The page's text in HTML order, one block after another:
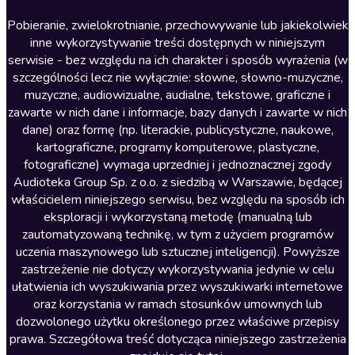
Literatura anglojęzyczna
Literatura faktu
Literatura obyczajowa
Literatura piękna obca
Literatura piękna polska
Nagrania relaksacyjne
Nauka języków
Nauki humanistyczne
Podcasty i audycje
Polityka
Prasa
Religia
Romans
Pobieranie, zwielokrotnianie, przechowywanie lub jakiekolwiek
inne wykorzystywanie treści dostępnych w niniejszym
serwisie - bez względu na ich charakter i sposób wyrażenia (w
szczególności lecz nie wyłącznie: słowne, słowno-muzyczne,
muzyczne, audiowizualne, audialne, tekstowe, graficzne i
zawarte w nich dane i informacje, bazy danych i zawarte w nich
dane) oraz formę (np. literackie, publicystyczne, naukowe,
kartograficzne, programy komputerowe, plastyczne,
fotograficzne) wymaga uprzedniej i jednoznacznej zgody
Audioteka Group Sp. z o.o. z siedzibą w Warszawie, będącej
właścicielem niniejszego serwisu, bez względu na sposób ich
eksploracji i wykorzystaną metodę (manualną lub
zautomatyzowaną technikę, w tym z użyciem programów
uczenia maszynowego lub sztucznej inteligencji). Powyższe
zastrzeżenie nie dotyczy wykorzystywania jedynie w celu
ułatwienia ich wyszukiwania przez wyszukiwarki internetowe
oraz korzystania w ramach stosunków umownych lub
dozwolonego użytku określonego przez właściwe przepisy
prawa. Szczegółowa treść dotycząca niniejszego zastrzeżenia